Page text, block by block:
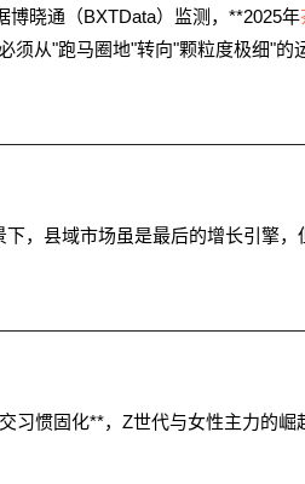
晓通（BXTData）监测，**2025年
须从"跑马圈地"转向"颗粒度极细"的
，县域市场虽是最后的增长引擎，
习惯固化**，Z世代与女性主力的崛